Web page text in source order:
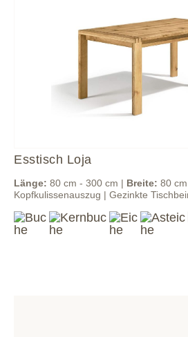
Esstisch Loja
Länge: 80 cm - 300 cm | Breite: 80
Kopfkulissenauszug | Gezinkte